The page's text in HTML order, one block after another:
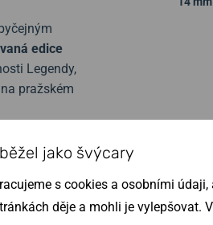
edice
Legendy,
pražském
jako švýcary
s cookies a osobními
děje a mohli je vylepšovat.